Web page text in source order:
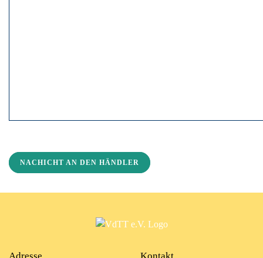
NACHICHT AN DEN HÄNDLER
Adresse Kontakt